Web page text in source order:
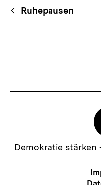
Content-
Navigation
Ruhepausen
Zur
Demokratie stärken